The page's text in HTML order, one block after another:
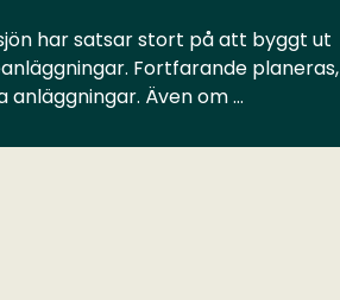
har satsar stort på att byggt ut
Fortfarande planeras,
Även om …